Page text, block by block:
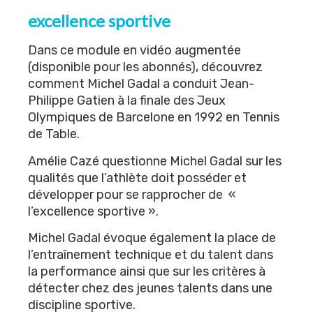
excellence sportive
Dans ce module en vidéo augmentée
(disponible pour les abonnés), découvrez
comment Michel Gadal a conduit Jean-
Philippe Gatien à la finale des Jeux
Olympiques de Barcelone en 1992 en Tennis
de Table.
Amélie Cazé questionne Michel Gadal sur les
qualités que l’athlète doit posséder et
développer pour se rapprocher de «
l’excellence sportive ».
Michel Gadal évoque également la place de
l’entraînement technique et du talent dans
la performance ainsi que sur les critères à
détecter chez des jeunes talents dans une
discipline sportive.